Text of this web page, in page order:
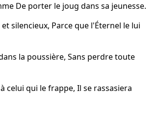
De porter le joug dans sa jeunesse.
silencieux, Parce que l'Éternel le lui
la poussière, Sans perdre toute
celui qui le frappe, Il se rassasiera